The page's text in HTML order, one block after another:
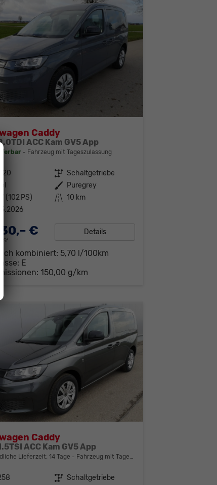
Caddy
ACC Kam GV5 App
Fahrzeug mit Tageszulassung
Getriebe Schaltgetriebe
Außenfarbe Puregrey
(102 PS) Kilometerstand 10 km
€ Details
kombiniert: 5,70 l/100km
E
150,00 g/km
Caddy
ACC Kam GV5 App
Lieferzeit:14 Tage Fahrzeug mit Tageszulassung
Getriebe Schaltgetriebe